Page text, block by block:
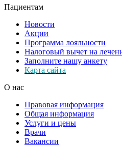
Пациентам
Новости
Акции
Программа лояльности
Налоговый вычет на
Заполните нашу анкету
Карта сайта
О нас
Правовая информация
Общая информация
Услуги и цены
Врачи
Вакансии